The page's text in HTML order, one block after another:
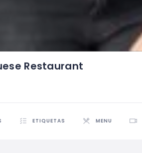
Restaurant
ETIQUETAS MENU